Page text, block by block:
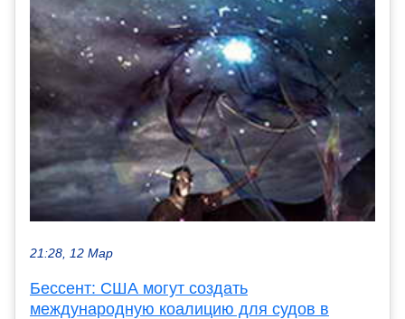
21:28, 12 Мар
Бессент: США могут создать
международную коалицию для судов в